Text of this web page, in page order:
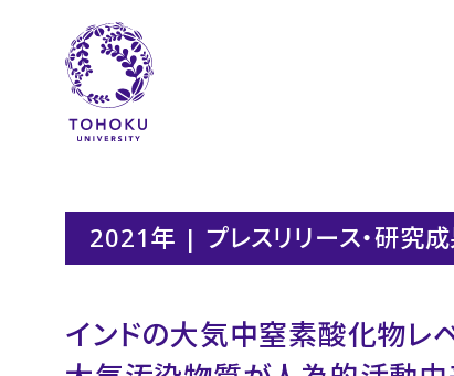
2021年 | プレスリリース・研究
インドの大気中窒素酸化物レ